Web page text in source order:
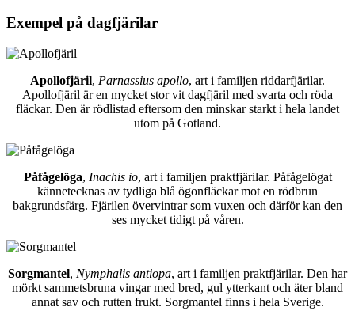
Exempel på dagfjärilar
Apollofjäril, Parnassius apollo, art i familjen riddarfjärilar.
Apollofjäril är en mycket stor vit dagfjäril med svarta och röda
fläckar. Den är rödlistad eftersom den minskar starkt i hela landet
utom på Gotland.
Påfågelöga, Inachis io, art i familjen praktfjärilar. Påfågelögat
kännetecknas av tydliga blå ögonfläckar mot en rödbrun
bakgrundsfärg. Fjärilen övervintrar som vuxen och därför kan den
ses mycket tidigt på våren.
Sorgmantel, Nymphalis antiopa, art i familjen praktfjärilar. Den har
mörkt sammetsbruna vingar med bred, gul ytterkant och äter bland
annat sav och rutten frukt. Sorgmantel finns i hela Sverige.